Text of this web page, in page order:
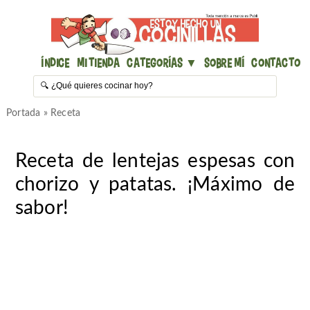
Índice Mi Tienda Categorías ▼ Sobre mí Contacto
Portada » Receta
Receta de lentejas espesas con
chorizo y patatas. ¡Máximo de
sabor!